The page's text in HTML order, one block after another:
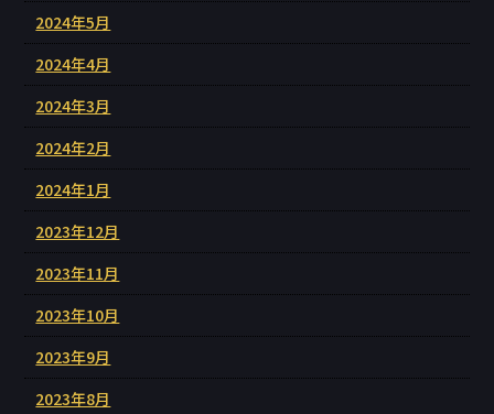
2024年5月
2024年4月
2024年3月
2024年2月
2024年1月
2023年12月
2023年11月
2023年10月
2023年9月
2023年8月